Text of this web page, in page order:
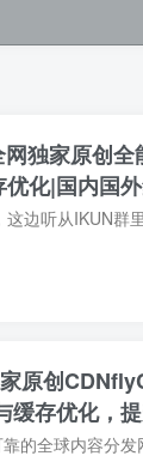
独家原创全
化|国内国
原创
缓存优化，
2.0